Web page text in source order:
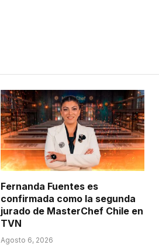
Fernanda Fuentes es
confirmada como la segunda
jurado de MasterChef Chile en
TVN
Agosto 6, 2026